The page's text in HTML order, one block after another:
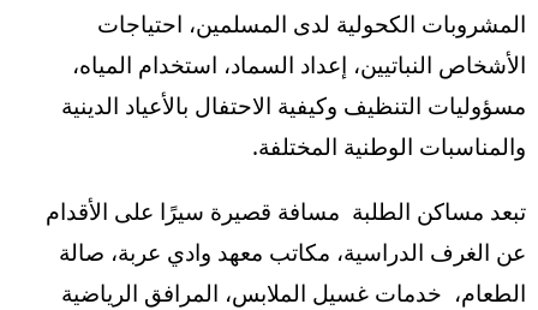
المشروبات الكحولية لدى المسلمين، احتياجات
الأشخاص النباتيين، إعداد السماد، استخدام المياه،
مسؤوليات التنظيف وكيفية الاحتفال بالأعياد الدينية
والمناسبات الوطنية المختلفة.
تبعد مساكن الطلبة مسافة قصيرة سيرًا على الأقدام
عن الغرف الدراسية، مكاتب معهد وادي عربة، صالة
الطعام، خدمات غسيل الملابس، المرافق الرياضية